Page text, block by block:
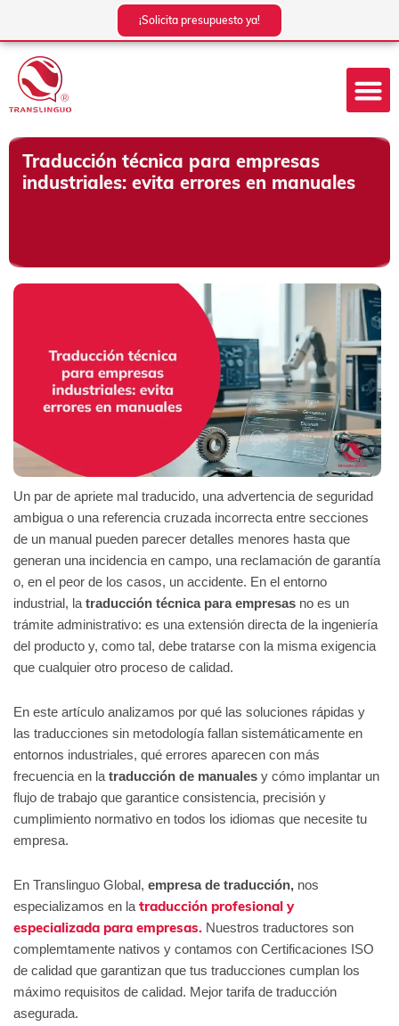
contenido
¡Solicita presupuesto ya!
Traducción técnica para empresas
industriales: evita errores en manuales
Un par de apriete mal traducido, una advertencia de seguridad
ambigua o una referencia cruzada incorrecta entre secciones
de un manual pueden parecer detalles menores hasta que
generan una incidencia en campo, una reclamación de garantía
o, en el peor de los casos, un accidente. En el entorno
industrial, la traducción técnica para empresas no es un
trámite administrativo: es una extensión directa de la ingeniería
del producto y, como tal, debe tratarse con la misma exigencia
que cualquier otro proceso de calidad.
En este artículo analizamos por qué las soluciones rápidas y
las traducciones sin metodología fallan sistemáticamente en
entornos industriales, qué errores aparecen con más
frecuencia en la traducción de manuales y cómo implantar un
flujo de trabajo que garantice consistencia, precisión y
cumplimiento normativo en todos los idiomas que necesite tu
empresa.
En Translinguo Global, empresa de traducción, nos
especializamos en la traducción profesional y
especializada para empresas. Nuestros traductores son
complemtamente nativos y contamos con Certificaciones ISO
de calidad que garantizan que tus traducciones cumplan los
máximo requisitos de calidad. Mejor tarifa de traducción
asegurada.